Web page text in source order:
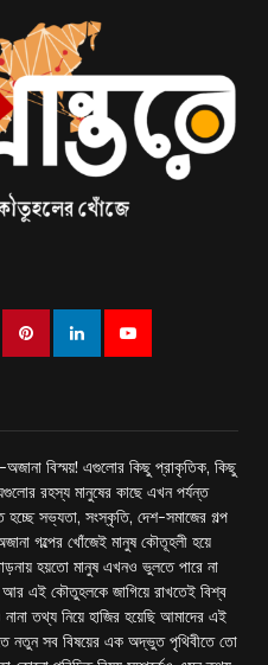
বিস্ময়! এগুলোর কিছু প্রাকৃতিক, কিছু
রহস্য মানুষের কাছে এখন পর্যন্ত
সভ্যতা, সংস্কৃতি, দেশ-সমাজের গল্প
গল্পের খোঁজেই মানুষ কৌতূহলী হয়ে
হয়তো মানুষ এখনও ভুলতে পারে না
এই কৌতুহলকে জাগিয়ে রাখতেই বিশ্ব
তথ্য নিয়ে হাজির হয়েছি আমাদের এই
নতুন সব বিষয়ের এক অদ্ভুত পৃথিবীতে তো